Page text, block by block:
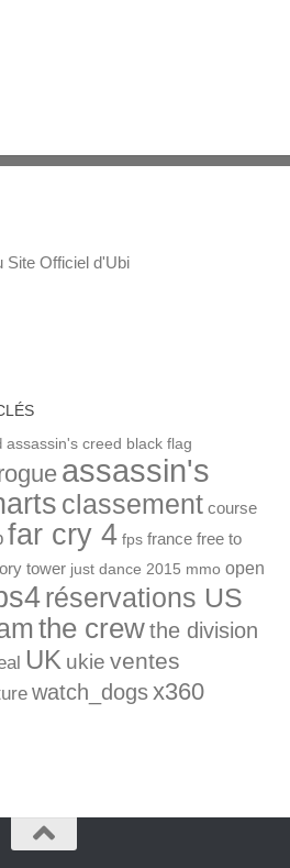
Site Officiel d'Ubi
assassin's creed black flag
assassin's
classement course
far cry 4 fps france free to
tower just dance 2015 mmo open
réservations US
the crewthe division
UK ukie ventes
watch_dogsx360